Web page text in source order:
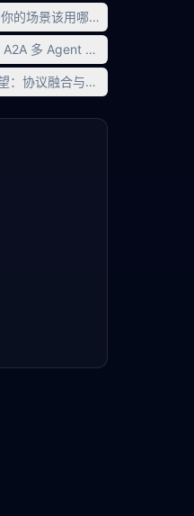
的场景该用哪些协议？
多 Agent 协作系统完整实现
协议融合与标准化趋势